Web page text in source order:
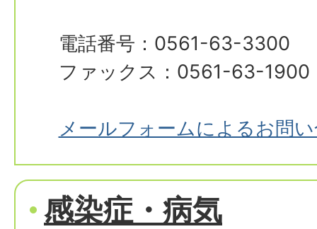
電話番号：0561-63-3300
ファックス：0561-63-1900
メールフォームによるお問
感染症・病気